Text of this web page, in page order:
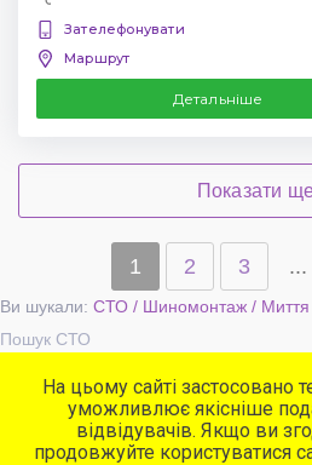
Зателефонувати
Маршрут
Детальніше
Показати
1 2 3 ...
Ви шукали: СТО / Шиномонтаж / Миття
Пошук СТО
Популярні
СТО
На цьому сайті застосовано
уможливлює якісніше
відвідувачів. Якщо ви
продовжуйте користуватися